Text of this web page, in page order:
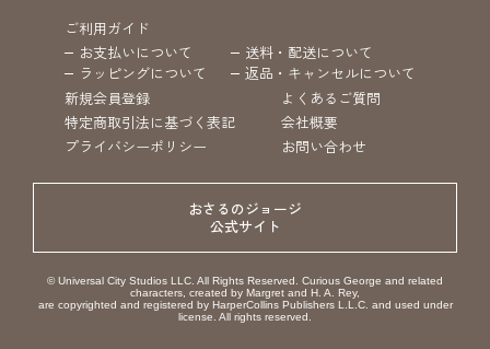
ご利用ガイド
お支払いについて
送料・配送について
ラッピングについて
返品・キャンセルについて
新規会員登録
よくあるご質問
特定商取引法に基づく表記
会社概要
プライバシーポリシー
お問い合わせ
おさるのジョージ
公式サイト
© Universal City Studios LLC. All Rights Reserved. Curious George and related
characters, created by Margret and H. A. Rey,
are copyrighted and registered by HarperCollins Publishers L.L.C. and used under
license. All rights reserved.